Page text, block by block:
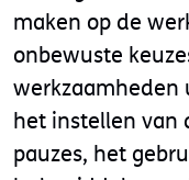
maken op de
onbewuste
werkzaamheden
het instellen van
pauzes, het